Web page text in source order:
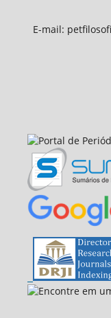
E-mail: